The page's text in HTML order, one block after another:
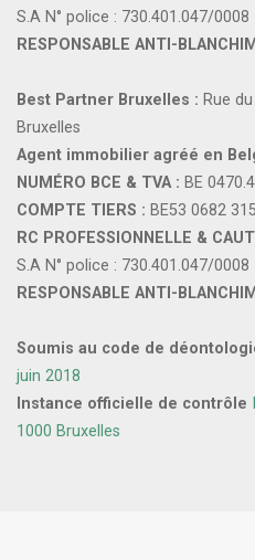
S.A N° police : 730.401.047/0008
RESPONSABLE ANTI-
Best Partner Bruxelles : Rue
Bruxelles
Agent immobilier agréé en
NUMÉRO BCE & TVA : BE
COMPTE TIERS : BE53 0682
RC PROFESSIONNELLE &
S.A N° police : 730.401.047/0008
RESPONSABLE ANTI-
Soumis au code de
juin 2018
Instance officielle de contrôle
1000 Bruxelles